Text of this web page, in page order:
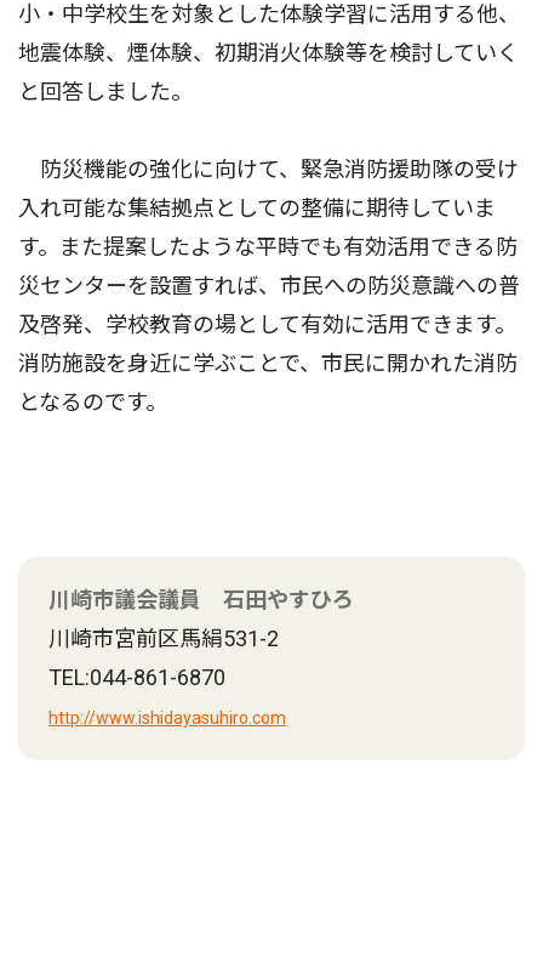
小・中学校生を対象とした体験学習に活用する他、
地震体験、煙体験、初期消火体験等を検討していく
と回答しました。
防災機能の強化に向けて、緊急消防援助隊の受け
入れ可能な集結拠点としての整備に期待していま
す。また提案したような平時でも有効活用できる防
災センターを設置すれば、市民への防災意識への普
及啓発、学校教育の場として有効に活用できます。
消防施設を身近に学ぶことで、市民に開かれた消防
となるのです。
川崎市議会議員 石田やすひろ
川崎市宮前区馬絹531-2
TEL:044-861-6870
http://www.ishidayasuhiro.com